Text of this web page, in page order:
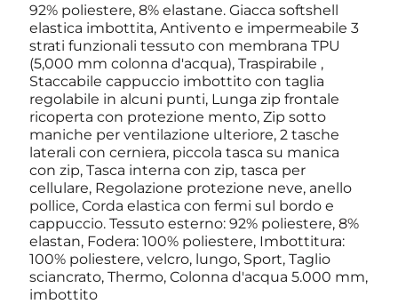
92% poliestere, 8% elastane. Giacca softshell
elastica imbottita, Antivento e impermeabile 3
strati funzionali tessuto con membrana TPU
(5,000 mm colonna d'acqua), Traspirabile ,
Staccabile cappuccio imbottito con taglia
regolabile in alcuni punti, Lunga zip frontale
ricoperta con protezione mento, Zip sotto
maniche per ventilazione ulteriore, 2 tasche
laterali con cerniera, piccola tasca su manica
con zip, Tasca interna con zip, tasca per
cellulare, Regolazione protezione neve, anello
pollice, Corda elastica con fermi sul bordo e
cappuccio. Tessuto esterno: 92% poliestere, 8%
elastan, Fodera: 100% poliestere, Imbottitura:
100% poliestere, velcro, lungo, Sport, Taglio
sciancrato, Thermo, Colonna d'acqua 5.000 mm,
imbottito